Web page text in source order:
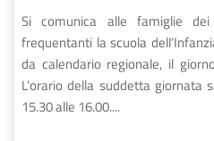
Si comunica alle famiglie
frequentanti la scuola
da calendario regionale, il
L’orario della suddetta giornata
15.30 alle 16.00....